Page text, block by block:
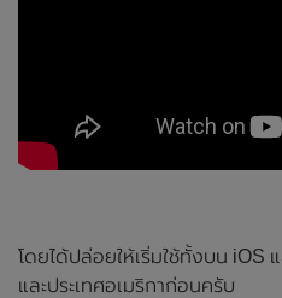
โดยได้ปล่อยให้เริ่มใช้ทั้งบน iOS
และประเทศอเมริกาก่อนครับ